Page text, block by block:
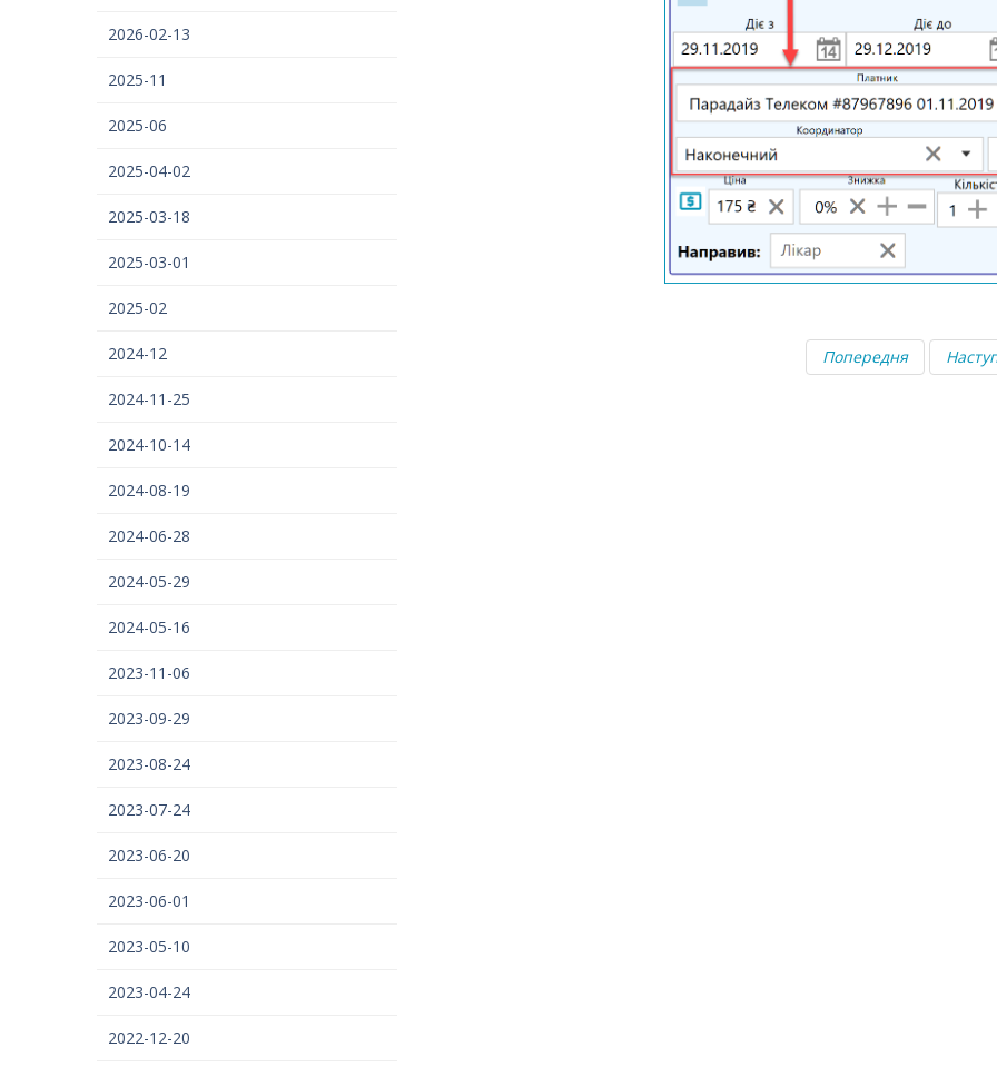
2026-02-13
2025-11
2025-06
2025-04-02
2025-03-18
2025-03-01
2025-02
2024-12
2024-11-25
2024-10-14
2024-08-19
2024-06-28
2024-05-29
2024-05-16
2023-11-06
2023-09-29
2023-08-24
2023-07-24
2023-06-20
2023-06-01
2023-05-10
2023-04-24
2022-12-20
Попередня